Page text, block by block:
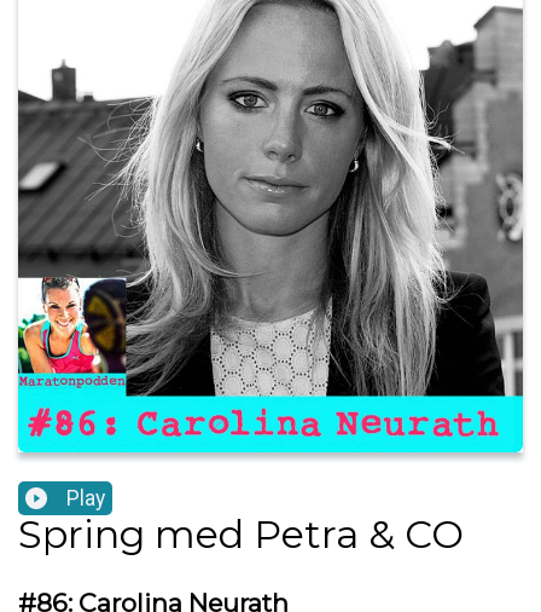
Play
Spring med Petra & CO
#86: Carolina Neurath